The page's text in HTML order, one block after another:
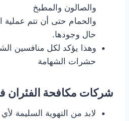
والصالون والمطبخ
والحمام حتى أن تتم عملية
حال وجودها.
وهذا يؤكد لكل منافسين
حشرات الشهامة
شركات مكافحة الفئران
لابد من التهوية السليمة